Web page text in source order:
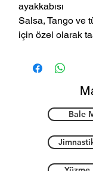
ayakkabısı
Salsa, Tango ve
için özel olarak
Bale